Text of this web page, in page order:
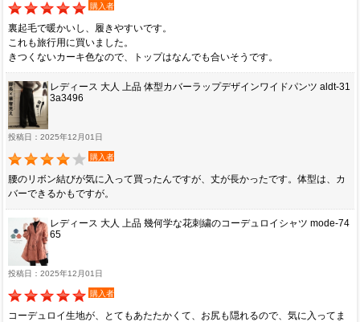
購入者
裏起毛で暖かいし、履きやすいです。
これも旅行用に買いました。
きつくないカーキ色なので、トップはなんでも合いそうです。
レディース 大人 上品 体型カバーラップデザインワイドパンツ aldt-31
3a3496
投稿日：2025年12月01日
購入者
腰のリボン結びが気に入って買ったんですが、丈が長かったです。体型は、カ
バーできるかもですが。
レディース 大人 上品 幾何学な花刺繍のコーデュロイシャツ mode-74
65
投稿日：2025年12月01日
購入者
コーデュロイ生地が、とてもあたたかくて、お尻も隠れるので、気に入ってま